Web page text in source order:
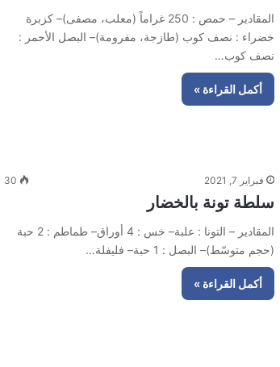
المقادير – حمص : 250 غراماً (معلب، مصفى)– كزبرة
خضراء : نصف كوب (طازجة، مفرومة)– البصل الأحمر :
نصف كوب…
أكمل القراءة »
فبراير 7, 2021 30
سلطة تونة بالخضار
المقادير – التونا : علبة– خس : 4 أوراق– طماطم : 2 حبة
(حجم متوسّط)– البصل : 1 حبة– فليفلة…
أكمل القراءة »